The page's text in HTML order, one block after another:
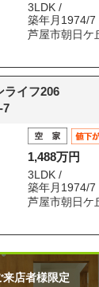
3LDK /
築年月1974/7
芦屋市朝日ケ
ライフ206
7
1,488万円
3LDK /
築年月1974/7
芦屋市朝日ケ
来店者様限定